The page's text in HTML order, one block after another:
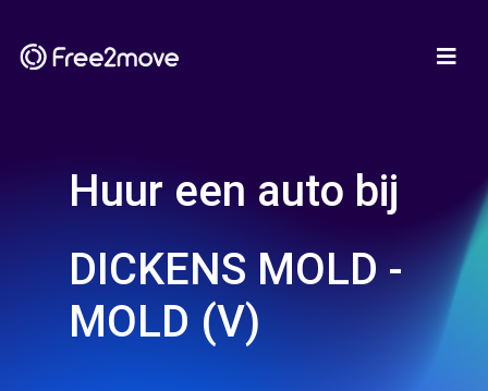
Huur een auto bij
DICKENS MOLD -
MOLD (V)